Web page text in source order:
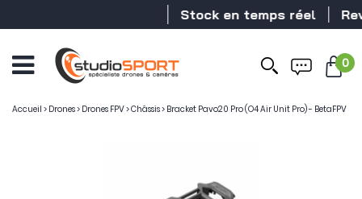
Stock en temps réel
menu
0
Accueil > Drones> Drones FPV>Châssis> Bracket Pavo20 Pro (O4 Air Unit Pro) - BetaFPV